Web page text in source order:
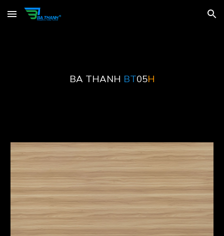
Skip to main content Skip to navigation
BA THANH BT05H